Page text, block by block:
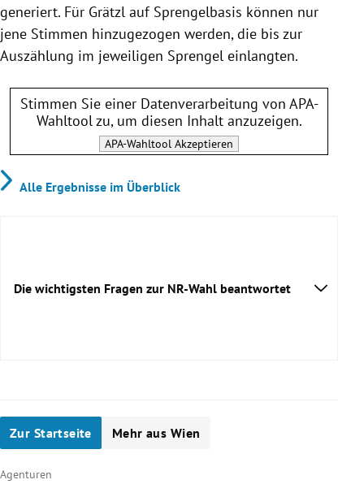
generiert. Für Grätzl auf Sprengelbasis können nur
jene Stimmen hinzugezogen werden, die bis zur
Auszählung im jeweiligen Sprengel einlangten.
Stimmen Sie einer Datenverarbeitung von APA-
Wahltoolzu, um diesen Inhalt anzuzeigen.
APA-Wahltool Akzeptieren
Alle Ergebnisse im Überblick
Die wichtigsten Fragen zur NR-Wahl beantwortet
Was genau wird bei der NR-Wahl gewählt?
Zur Startseite Mehr aus Wien
Agenturen